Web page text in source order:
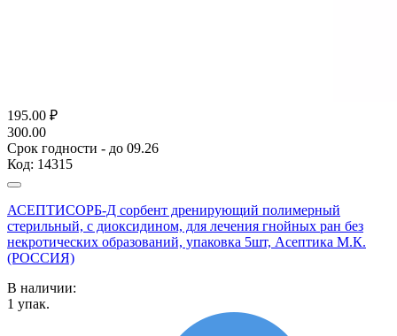
195.00 ₽
300.00
Срок годности - до 09.26
Код: 14315
АСЕПТИСОРБ-Д сорбент дренирующий полимерный
стерильный, с диоксидином, для лечения гнойных ран без
некротических образований, упаковка 5шт, Асептика М.К.
(РОССИЯ)
В наличии:
1 упак.